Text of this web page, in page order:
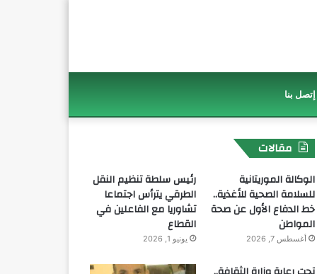
إتصل بنا
مقالات
الوكالة الموريتانية
للسلامة الصحية للأغذية..
خط الدفاع الأول عن صحة
المواطن
أغسطس 7, 2026
رئيس سلطة تنظيم النقل
الطرقي يترأس اجتماعا
تشاوريا مع الفاعلين في
القطاع
يونيو 1, 2026